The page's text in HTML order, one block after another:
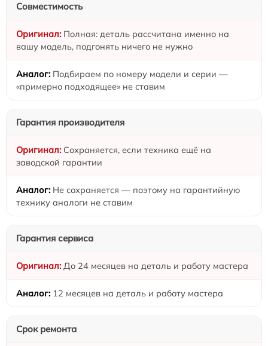
Совместимость
Полная: деталь рассчитана именно на
вашу модель, подгонять ничего не нужно
Подбираем по номеру модели и серии —
«примерно подходящее» не ставим
Гарантия производителя
Сохраняется, если техника ещё на
заводской гарантии
Не сохраняется — поэтому на гарантийную
технику аналоги не ставим
Гарантия сервиса
До 24 месяцев на деталь и работу мастера
12 месяцев на деталь и работу мастера
Срок ремонта